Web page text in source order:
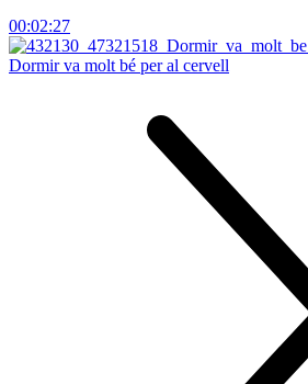
00:02:27
Dormir va molt bé per al cervell